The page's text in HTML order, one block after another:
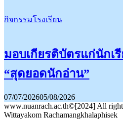
กิจกรรมโรงเรียน
มอบเกียรติบัตรแก่นักเ
“สุดยอดนักอ่าน”
07/07/202605/08/2026
www.nuanrach.ac.th©[2024] All
Wittayakom Rachamangkhalaphisek